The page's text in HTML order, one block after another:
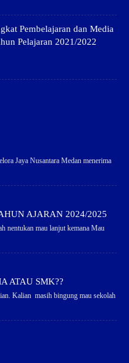
Pembelajaran dan Media
Pelajaran 2021/2022
Jaya Nusantara Medan menerima
AJARAN 2024/2025
mau lanjut kemana Mau
ATAU SMK??
Kalian masih bingung mau sekolah